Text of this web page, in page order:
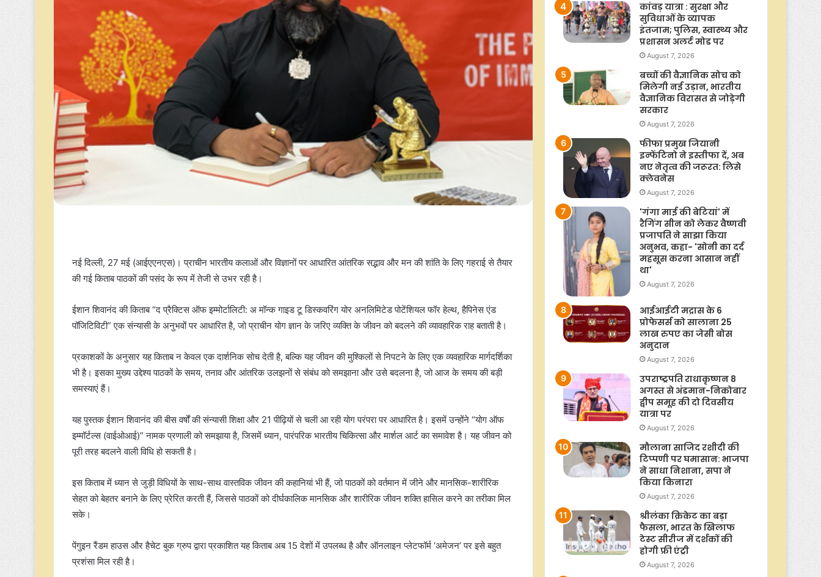
नई दिल्ली, 27 मई (आईएएनएस)। प्राचीन भारतीय कलाओं और विज्ञानों पर आधारित आंतरिक सद्भाव और मन की शांति के लिए गहराई से तैयार
की गई किताब पाठकों की पसंद के रूप में तेजी से उभर रही है।
ईशान शिवानंद की किताब “द प्रैक्टिस ऑफ इम्मोर्टालिटी: अ मॉन्क गाइड टू डिस्कवरिंग योर अनलिमिटेड पोटेंशियल फॉर हेल्थ, हैपिनेस एंड
पॉजिटिविटी” एक संन्यासी के अनुभवों पर आधारित है, जो प्राचीन योग ज्ञान के जरिए व्यक्ति के जीवन को बदलने की व्यावहारिक राह बताती है।
प्रकाशकों के अनुसार यह किताब न केवल एक दार्शनिक सोच देती है, बल्कि यह जीवन की मुश्किलों से निपटने के लिए एक व्यवहारिक मार्गदर्शिका
भी है। इसका मुख्य उद्देश्य पाठकों के समय, तनाव और आंतरिक उलझनों से संबंध को समझाना और उसे बदलना है, जो आज के समय की बड़ी
समस्याएं हैं।
यह पुस्तक ईशान शिवानंद की बीस वर्षों की संन्यासी शिक्षा और 21 पीढ़ियों से चली आ रही योग परंपरा पर आधारित है। इसमें उन्होंने “योग ऑफ
इम्मॉर्टल्स (वाईओआई)” नामक प्रणाली को समझाया है, जिसमें ध्यान, पारंपरिक भारतीय चिकित्सा और मार्शल आर्ट का समावेश है। यह जीवन को
पूरी तरह बदलने वाली विधि हो सकती है।
इस किताब में ध्यान से जुड़ी विधियों के साथ-साथ वास्तविक जीवन की कहानियां भी हैं, जो पाठकों को वर्तमान में जीने और मानसिक-शारीरिक
सेहत को बेहतर बनाने के लिए प्रेरित करती हैं, जिससे पाठकों को दीर्घकालिक मानसिक और शारीरिक जीवन शक्ति हासिल करने का तरीका मिल
सके।
पेंगुइन रैंडम हाउस और हैचेट बुक ग्रुप द्वारा प्रकाशित यह किताब अब 15 देशों में उपलब्ध है और ऑनलाइन प्लेटफॉर्म ‘अमेजन’ पर इसे बहुत
प्रशंसा मिल रही है।
कांवड़ यात्रा : सुरक्षा और
सुविधाओं के व्यापक
इंतजाम; पुलिस, स्वास्थ्य और
प्रशासन अलर्ट मोड पर
August 7, 2026
बच्चों की वैज्ञानिक सोच को
मिलेगी नई उड़ान, भारतीय
वैज्ञानिक विरासत से जोड़ेगी
सरकार
August 7, 2026
फीफा प्रमुख जियानी
इन्फेंटिनो ने इस्तीफा दें, अब
नए नेतृत्व की जरूरत: लिसे
क्लेवनेस
August 7, 2026
'गंगा माई की बेटियां' में
रैगिंग सीन को लेकर वैष्णवी
प्रजापति ने साझा किया
अनुभव, कहा- 'सोनी का दर्द
महसूस करना आसान नहीं
था'
August 7, 2026
आईआईटी मद्रास के 6
प्रोफेसर्स को सालाना 25
लाख रुपए का जेसी बोस
अनुदान
August 7, 2026
उपराष्ट्रपति राधाकृष्णन 8
अगस्त से अंडमान-निकोबार
द्वीप समूह की दो दिवसीय
यात्रा पर
August 7, 2026
मौलाना साजिद रशीदी की
टिप्पणी पर घमासान: भाजपा
ने साधा निशाना, सपा ने
किया किनारा
August 7, 2026
श्रीलंका क्रिकेट का बड़ा
फैसला, भारत के खिलाफ
टेस्ट सीरीज में दर्शकों की
होगी फ्री एंट्री
August 7, 2026